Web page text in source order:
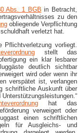
Abs. 1 BGB in Betracht,
zu den
obliegende Verpflichtung
verletzt hat.
vorliegt.
stellt das
ein klar lesbarer
deutlich sichtbar
wird oder wenn ihr
verspätet ist, verlangen
schriftliche Auskunft über
hat das
verweigert oder
einen schriftlichen
für Ausgleichs- und